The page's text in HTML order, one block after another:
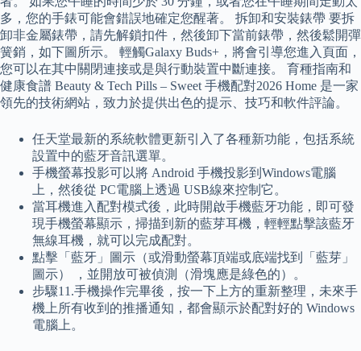
多，您的手錶可能會錯誤地確定您醒著。 拆卸和安裝錶帶 要拆
卸非金屬錶帶，請先解鎖扣件，然後卸下當前錶帶，然後鬆開彈
簧銷，如下圖所示。 輕觸Galaxy Buds+，將會引導您進入頁面，
您可以在其中關閉連接或是與行動裝置中斷連接。 育種指南和
健康食譜 Beauty & Tech Pills – Sweet 手機配對2026 Home 是一家
領先的技術網站，致力於提供出色的提示、技巧和軟件評論。
任天堂最新的系統軟體更新引入了各種新功能，包括系統
設置中的藍牙音訊選單。
手機螢幕投影可以將 Android 手機投影到Windows電腦
上，然後從 PC電腦上透過 USB線來控制它。
當耳機進入配對模式後，此時開啟手機藍牙功能，即可發
現手機螢幕顯示，掃描到新的藍芽耳機，輕輕點擊該藍牙
無線耳機，就可以完成配對。
點擊「藍牙」圖示（或滑動螢幕頂端或底端找到「藍芽」
圖示） ，並開放可被偵測（滑塊應是綠色的）。
步驟11.手機操作完畢後，按一下上方的重新整理，未來手
機上所有收到的推播通知，都會顯示於配對好的 Windows
電腦上。